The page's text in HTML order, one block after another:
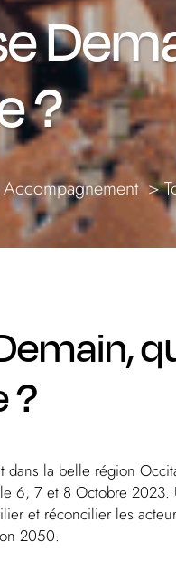
?
Accompagnement
?
dans la belle région
6, 7 et 8 Octobre 2023.
et réconcilier les
2050.